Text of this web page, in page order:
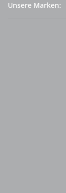
Unsere Marken: